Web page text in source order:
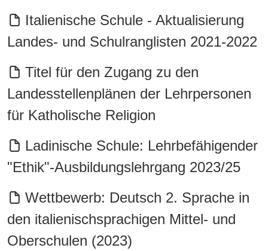
Italienische Schule - Aktualisierung
Landes- und Schulranglisten 2021-2022
Titel für den Zugang zu den
Landesstellenplänen der Lehrpersonen
für Katholische Religion
Ladinische Schule: Lehrbefähigender
"Ethik"-Ausbildungslehrgang 2023/25
Wettbewerb: Deutsch 2. Sprache in
den italienischsprachigen Mittel- und
Oberschulen (2023)